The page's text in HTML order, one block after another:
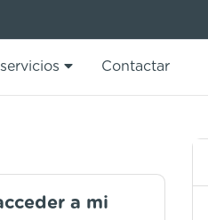
Contactar
a mi